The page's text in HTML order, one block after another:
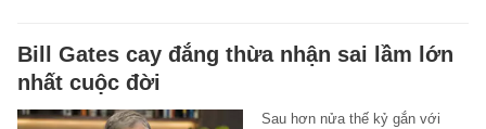
Bill Gates cay đắng thừa nhận sai lầm lớn
nhất cuộc đời
Sau hơn nửa thế kỷ gắn với